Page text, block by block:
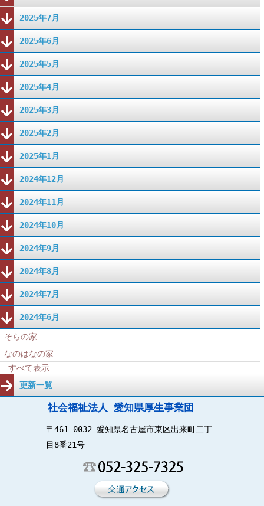
2025年7月
2025年6月
2025年5月
2025年4月
2025年3月
2025年2月
2025年1月
2024年12月
2024年11月
2024年10月
2024年9月
2024年8月
2024年7月
2024年6月
そらの家
なのはなの家
すべて表示
更新一覧
社会福祉法人 愛知県厚生事業団
〒461-0032 愛知県名古屋市東区出来町二丁
目8番21号